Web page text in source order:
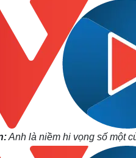
Anh là niềm hi vọng số một